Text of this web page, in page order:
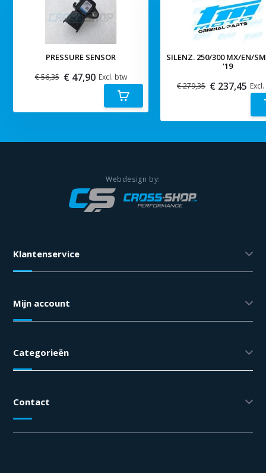
PRESSURE SENSOR
€ 56,35 € 47,90 Excl. btw
SILENZ. 250/300 MX/EN/
'19
€ 279,35 € 237,45
Klantenservice
Mijn account
Categorieën
Contact